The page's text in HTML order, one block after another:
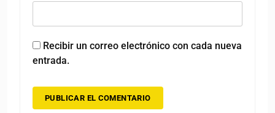
Recibir un correo electrónico con cada nueva
entrada.